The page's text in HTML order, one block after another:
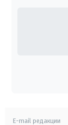
E-mail редакции